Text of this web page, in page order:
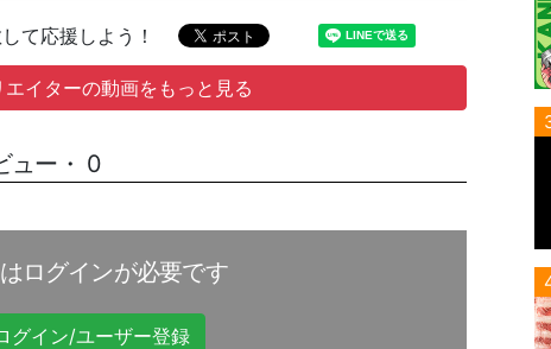
て応援しよう！
エイターの動画をもっと見る
ュー・ 0
ログインが必要です
グイン/ユーザー登録